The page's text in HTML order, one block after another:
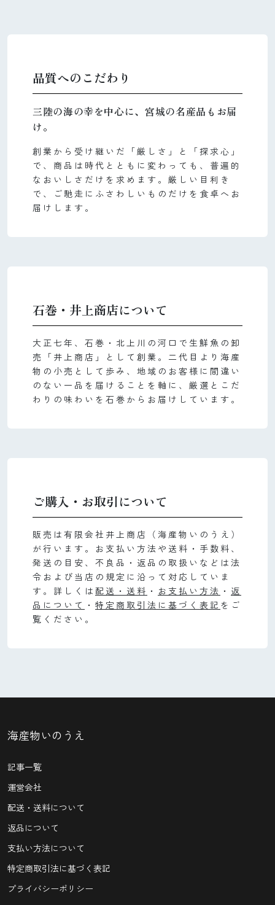
品質へのこだわり
三陸の海の幸を中心に、宮城の名産品もお届
け。
創業から受け継いだ「厳しさ」と「探求心」
で、商品は時代とともに変わっても、普遍的
なおいしさだけを求めます。厳しい目利き
で、ご馳走にふさわしいものだけを食卓へお
届けします。
石巻・井上商店について
大正七年、石巻・北上川の河口で生鮮魚の卸
売「井上商店」として創業。二代目より海産
物の小売として歩み、地域のお客様に間違い
のない一品を届けることを軸に、厳選とこだ
わりの味わいを石巻からお届けしています。
ご購入・お取引について
販売は有限会社井上商店（海産物いのうえ）
が行います。お支払い方法や送料・手数料、
発送の目安、不良品・返品の取扱いなどは法
令および当店の規定に沿って対応していま
す。詳しくは 配送・送料 ・ お支払い方法 ・ 返
品について ・ 特定商取引法に基づく表記 をご
覧ください。
海産物いのうえ
記事一覧
運営会社
配送・送料について
返品について
支払い方法について
特定商取引法に基づく表記
プライバシーポリシー